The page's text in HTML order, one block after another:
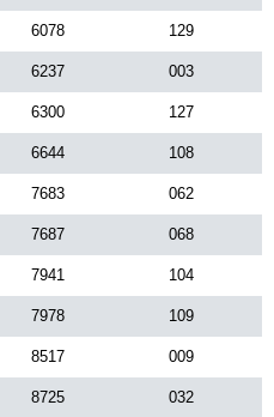
6078 129
6237 003
6300 127
6644 108
7683 062
7687 068
7941 104
7978 109
8517 009
8725 032